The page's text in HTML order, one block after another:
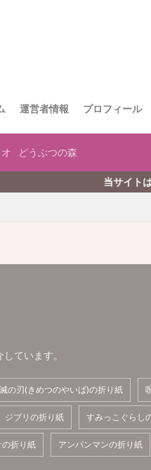
運営者情報 プロフィール
どうぶつの森
当サイトはプロモーシ
ています。
の刃(きめつのやいば)の折り紙
ジブリの折り紙 すみっこぐらし
折り紙 アンパンマンの折り紙